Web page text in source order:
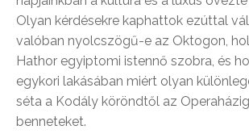
Olyan kérdésekre kaphattok ezúttal
valóban nyolcszögű-e az Oktogon,
Hathor egyiptomi istennő szobra, és
egykori lakásában miért olyan
séta a Kodály köröndtől az
benneteket.